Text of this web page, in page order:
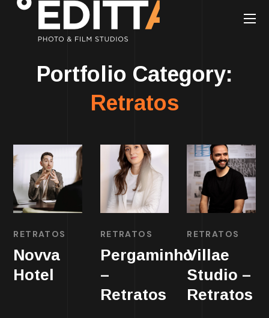
Portfolio Category:
Retratos
RETRATOS
Novva
Hotel
RETRATOS
Pergaminho
–
Retratos
RETRATOS
Villae
Studio –
Retratos